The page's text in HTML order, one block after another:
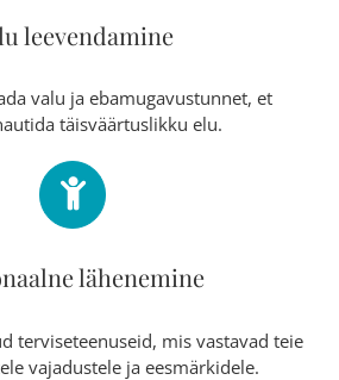
leevendamine
valu ja ebamugavustunnet, et
täisväärtuslikku elu.
lähenemine
terviseteenuseid, mis vastavad teie
vajadustele ja eesmärkidele.